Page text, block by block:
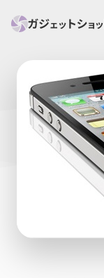
すべて ス
セール情報 ス
iPhone